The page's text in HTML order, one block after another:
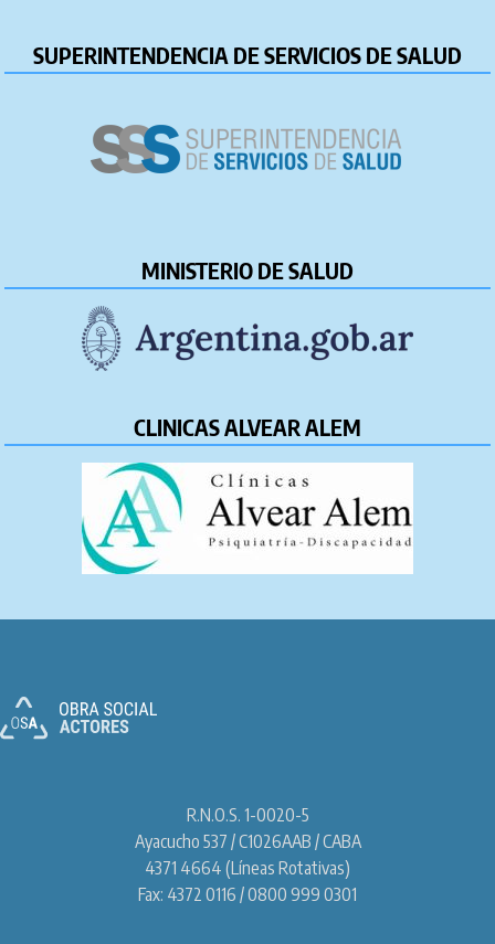
SUPERINTENDENCIA DE SERVICIOS DE SALUD
MINISTERIO DE SALUD
CLINICAS ALVEAR ALEM
R.N.O.S. 1-0020-5
Ayacucho 537 / C1026AAB / CABA
4371 4664 (Líneas Rotativas)
Fax: 4372 0116 / 0800 999 0301